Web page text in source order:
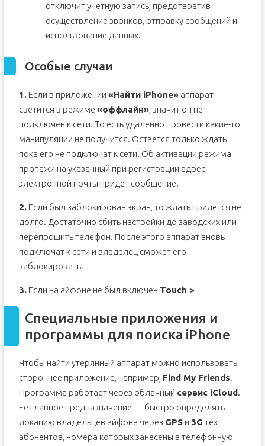
отключит учетную запись, предотвратив
осуществление звонков, отправку сообщений и
использование данных.
Особые случаи
1.Если в приложении «Найти iPhone»аппарат
светится в режиме «оффлайн», значит он не
подключен к сети. То есть удаленно провести какие-то
манипуляции не получится. Остается только ждать
пока его не подключат к сети. Об активации режима
пропажи на указанный при регистрации адрес
электронной почты придет сообщение.
2.Если был заблокирован экран, то ждать придется не
долго. Достаточно сбить настройки до заводских или
перепрошить телефон. После этого аппарат вновь
подключат к сети и владелец сможет его
заблокировать.
3.Если на айфоне не был включен Touch >
Специальные приложения и
программы для поиска iPhone
Чтобы найти утерянный аппарат можно использовать
стороннее приложение, например, Find My Friends.
Программа работает через облачный сервис iCloud.
Ее главное предназначение — быстро определять
локацию владельцев айфона через GPSи 3G тех
абонентов, номера которых занесены в телефонную